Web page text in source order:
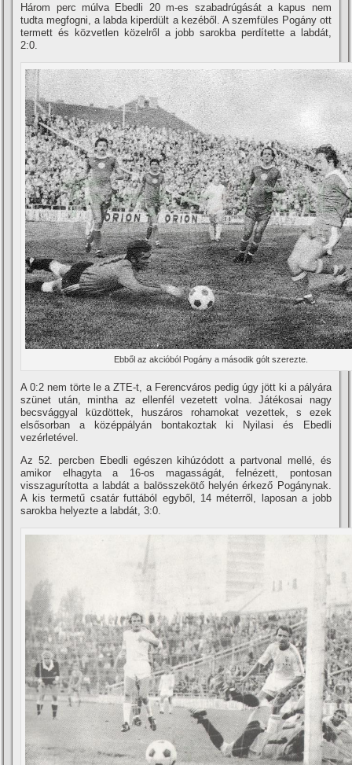
Három perc múlva Ebedli 20 m-es szabadrúgását a kapus nem
tudta megfogni, a labda kiperdült a kezéből. A szemfüles Pogány ott
termett és közvetlen közelről a jobb sarokba perdí­tette a labdát,
2:0.
Ebből az akcióból Pogány a második gólt szerezte.
A 0:2 nem törte le a ZTE-t, a Ferencváros pedig úgy jött ki a pályára
szünet után, mintha az ellenfél vezetett volna. Játékosai nagy
becsvággyal küzdöttek, huszáros rohamokat vezettek, s ezek
elsősorban a középpályán bontakoztak ki Nyilasi és Ebedli
vezérletével.
Az 52. percben Ebedli egészen kihúzódott a partvonal mellé, és
amikor elhagyta a 16-os magasságát, felnézett, pontosan
visszagurí­totta a labdát a balösszekötő helyén érkező Pogánynak.
A kis termetű csatár futtából egyből, 14 méterről, laposan a jobb
sarokba helyezte a labdát, 3:0.